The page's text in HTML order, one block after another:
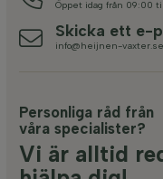
Öppet idag från 09:00
Skicka ett e-
info@heijnen-vaxter.se
Personliga råd från
våra specialister?
Vi är alltid